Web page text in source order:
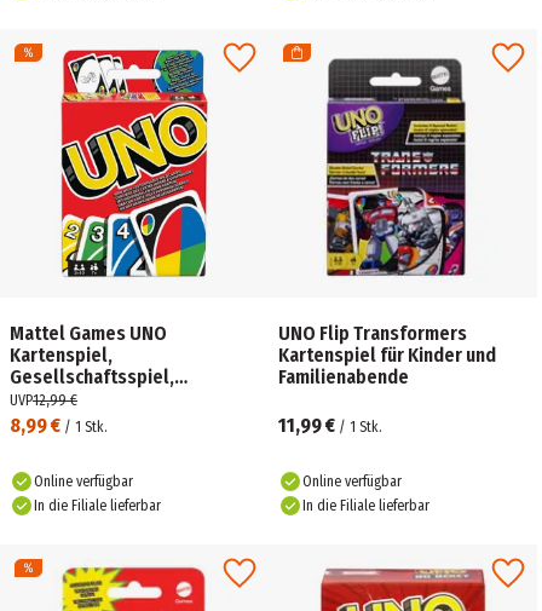
Mattel Games UNO
Kartenspiel,
Gesellschaftsspiel,
Familienspiel, Kinderspiel
8,99 € / 1 Stk.
UVP12,99 €
Online verfügbar
In die Filiale lieferbar
UNO Flip Transformers
Kartenspiel für Kinder und
Familienabende
11,99 € / 1 Stk.
Online verfügbar
In die Filiale lieferbar